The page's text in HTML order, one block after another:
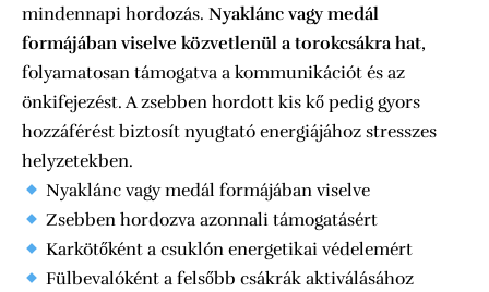
mindennapi hordozás. Nyaklánc vagy medál
formájában viselve közvetlenül a torokcsákra hat,
folyamatosan támogatva a kommunikációt és az
önkifejezést. A zsebben hordott kis kő pedig gyors
hozzáférést biztosít nyugtató energiájához stresszes
helyzetekben.
Nyaklánc vagy medál formájában viselve
Zsebben hordozva azonnali támogatásért
Karkötőként a csuklón energetikai védelemért
Fülbevalóként a felsőbb csákrák aktiválásához